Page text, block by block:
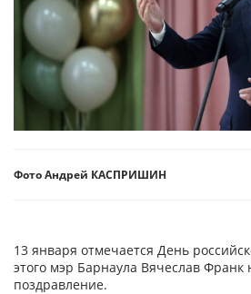
Фото Андрей КАСПРИШИН
13 января отмечается День
этого мэр Барнаула Вячеслав Франк
поздравление.